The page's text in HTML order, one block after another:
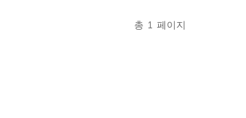
총 1 페이지